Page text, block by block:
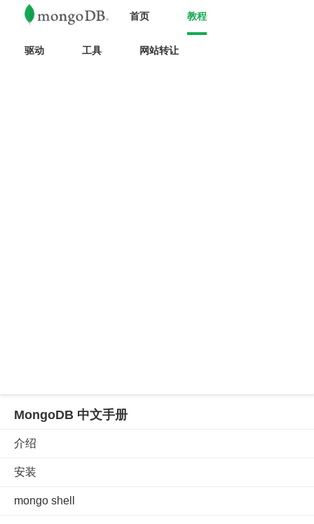
首页 教程
驱动 工具 网站转让
MongoDB 中文手册
介绍
安装
mongo shell